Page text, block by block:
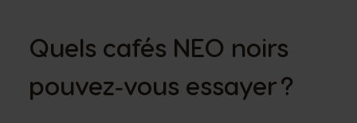
Quels cafés NEO noirs
pouvez‑vous essayer ?